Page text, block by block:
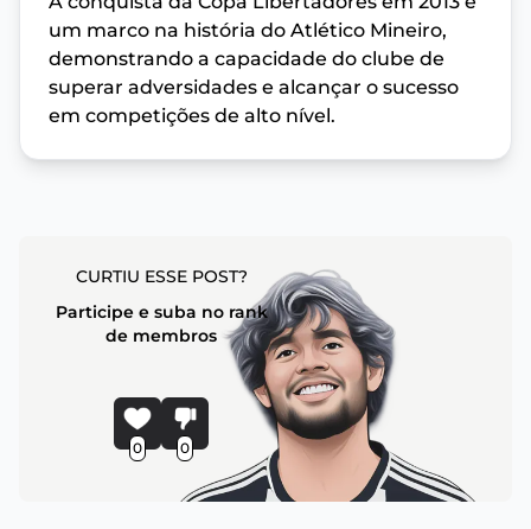
um marco na história do Atlético Mineiro,
demonstrando a capacidade do clube de
superar adversidades e alcançar o sucesso
em competições de alto nível.
CURTIU ESSE POST?
Participe e suba no rank
de membros
0 0